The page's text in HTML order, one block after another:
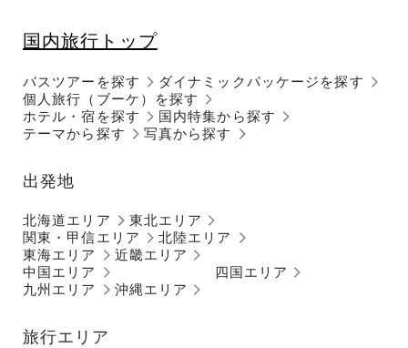
国内旅行トップ
バスツアーを探す
個人旅行（ブーケ）を探す
ダイナミックパッケージを探す
ホテル・宿を探す
国内特集から探す
テーマから探す
写真から探す
出発地
北海道エリア
東北エリア
関東・甲信エリア
北陸エリア
東海エリア
近畿エリア
中国エリア
四国エリア
九州エリア
沖縄エリア
旅行エリア